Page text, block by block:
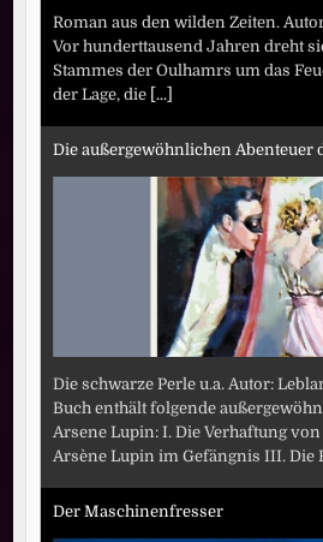
Roman aus den wilden Zeiten.
Vor hunderttausend Jahren dreht
Stammes der Oulhamrs um das
der Lage, die [...]
Die außergewöhnlichen Abenteuer
Die schwarze Perle u.a. Autor:
Buch enthält folgende
Arsene Lupin: I. Die Verhaftung
Arsène Lupin im Gefängnis III. Die
Der Maschinenfresser